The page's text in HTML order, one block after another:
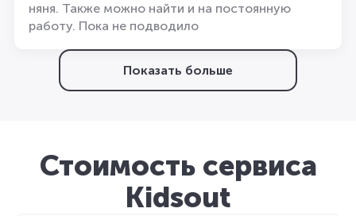
няня. Также можно найти и на постоянную
работу. Пока не подводило
Показать больше
Стоимость сервиса
Kidsout